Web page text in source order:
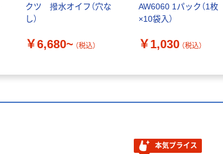
クツ 撥水オイフ（穴な
し）
￥6,680~ （税込）
AW6060 1パック（1枚
×10袋入）
￥1,030 （税込）
本気プライス